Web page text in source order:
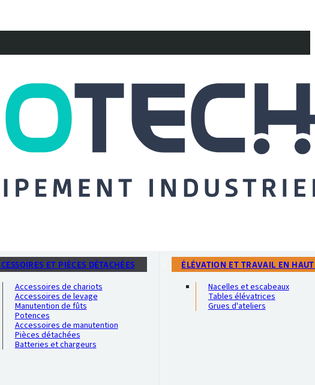
ET PIÈCES DÉTACHÉES
Accessoires de chariots
Accessoires de levage
Manutention de fûts
Potences
Accessoires de manutention
Pièces détachées
Batteries et chargeurs
ÉLÉVATION ET TRAVAIL EN
Nacelles et escabeaux
Tables élévatrices
Grues d'ateliers